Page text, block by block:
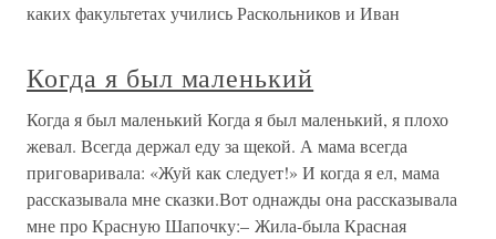
каких факультетах учились Раскольников и Иван
Когда я был маленький
Когда я был маленький Когда я был маленький, я плохо
жевал. Всегда держал еду за щекой. А мама всегда
приговаривала: «Жуй как следует!» И когда я ел, мама
рассказывала мне сказки.Вот однажды она рассказывала
мне про Красную Шапочку:– Жила-была Красная